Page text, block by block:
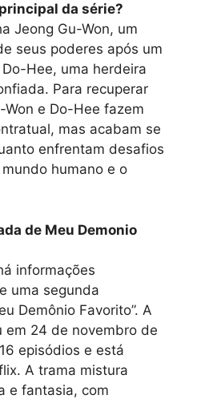
da série?
Jeong Gu-Won, um
seus poderes após um
Hee, uma herdeira
Para recuperar
e Do-Hee fazem
mas acabam se
enfrentam desafios
humano e o
de Meu Demonio
informações
uma segunda
Demônio Favorito”. A
em 24 de novembro de
episódios e está
A trama mistura
e fantasia, com